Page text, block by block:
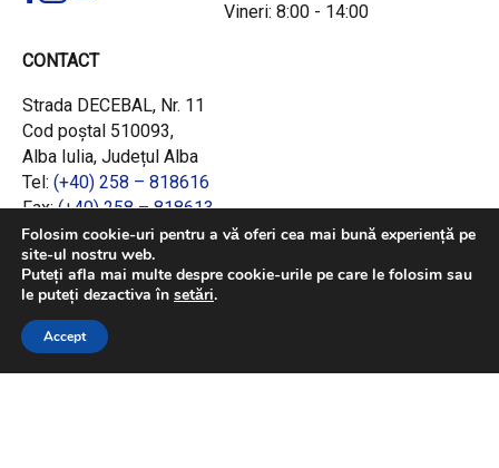
Vineri: 8:00 - 14:00
CONTACT
Strada DECEBAL, Nr. 11
Cod poștal 510093,
Alba Iulia, Județul Alba
Tel: (+40) 258 – 818616
Fax:(+40) 258 – 818613
Email:office@adrcentru.ro
LINK-URI RAPIDE
Consiliul European
Jurnalul Oficial al Uniunii Europene
Folosim cookie-uri pentru a vă oferi cea mai bună experiență pe
site-ul nostru web.
Puteți afla mai multe despre cookie-urile pe care le folosim sau
le puteți dezactiva în setări.
Accept